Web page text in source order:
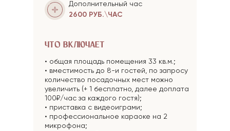
• общая площадь помещения 33 кв.м.;
• вместимость до 8-и гостей, по запросу
количество посадочных мест можно
увеличить (+ 1 бесплатно, далее доплата
100₽/час за каждого гостя);
• приставка с видеоиграми;
• профессиональное караоке на 2
микрофона;
ЧТО ВКЛЮЧАЕТ
Дополнительный час
2600 РУБ.\ЧАС